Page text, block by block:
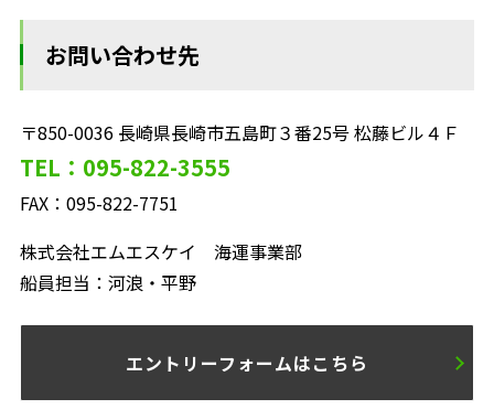
お問い合わせ先
〒850-0036 長崎県長崎市五島町３番25号 松藤ビル４Ｆ
TEL：095-822-3555
FAX：095-822-7751
株式会社エムエスケイ 海運事業部
船員担当：河浪・平野
エントリーフォームはこちら